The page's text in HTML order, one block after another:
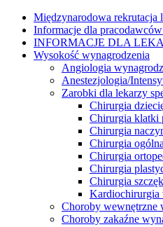
Międzynarodowa rekrutacja
Informacje dla
INFORMACJE DLA
Wysokość wynagrodzenia
Angiologia
Anestezjologia/
Zarobki dla lekarzy
Chirurgia
Chirurgia klatki
Chirurgia
Chirurgia
Chirurgia
Chirurgia
Chirurgia
Kardiochirurgia
Choroby wewnętrzne
Choroby zakaźne